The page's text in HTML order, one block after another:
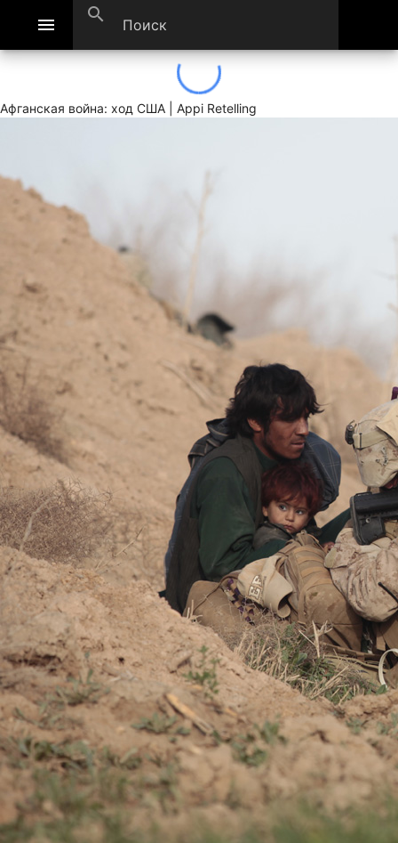
menu search
Афганская война: ход США | Appi Retelling